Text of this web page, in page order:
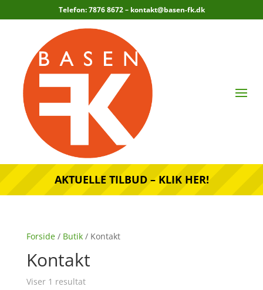
Telefon: 7876 8672 – kontakt@basen-fk.dk
AKTUELLE TILBUD – KLIK HER!
Forside/ Butik/ Kontakt
Kontakt
Viser 1 resultat